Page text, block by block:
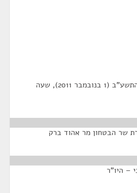
יום שלישי, ד' בחשוון התשע"ב (1 בנובמבר 2011), שעה
שר הבטחון מר אהוד ברק
– היו"ר